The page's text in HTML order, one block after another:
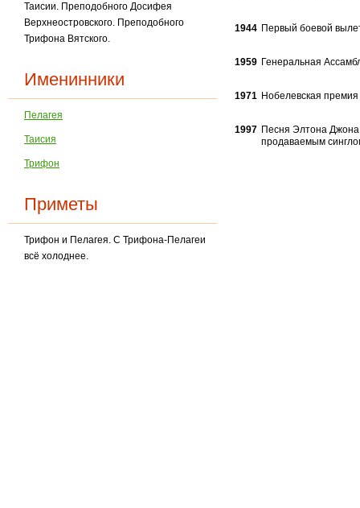
Таисии. Преподобного Досифея
Верхнеостровского. Преподобного
Трифона Вятского.
Именинники
Пелагея
Таисия
Трифон
Приметы
Трифон и Пелагея. С Трифона-Пелагеи
всё холоднее.
1944 Первый боевой
1959 Генеральная
1971 Нобелевская
1997 Песня Элтона Джона
продаваемым